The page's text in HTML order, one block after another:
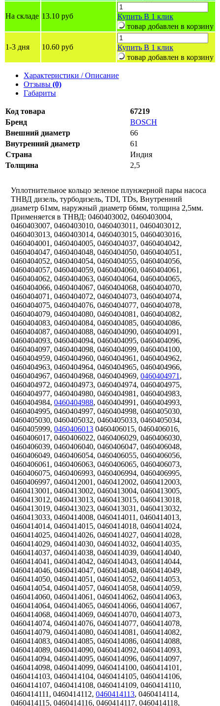
На складе 13.10 руб Купить В 1 клик
товар добавлен в корзину
1-3 дня 10.60 руб Купить В 1 клик
товар добавлен в корзину
Характеристики / Описание
Отзывы (0)
Габариты
Код товара
67219
Бренд
BOSCH
Внешний диаметр
66
Внутренний диаметр
61
Страна
Индия
Толщина
2,5
Уплотнительное кольцо зеленое плунжерной пары насоса
ТНВД дизель, турбодизель, TDI, TDs, Внутренний
диаметр 61мм, наружный диаметр 66мм, толщина 2,5мм.
Применяется в ТНВД: 0460403002, 0460403004,
0460403007, 0460403010, 0460403011, 0460403012,
0460403013, 0460403014, 0460403015, 0460403016,
0460404001, 0460404005, 0460404037, 0460404042,
0460404047, 0460404048, 0460404050, 0460404051,
0460404052, 0460404054, 0460404055, 0460404056,
0460404057, 0460404059, 0460404060, 0460404061,
0460404062, 0460404063, 0460404064, 0460404065,
0460404066, 0460404067, 0460404068, 0460404070,
0460404071, 0460404072, 0460404073, 0460404074,
0460404075, 0460404076, 0460404077, 0460404078,
0460404079, 0460404080, 0460404081, 0460404082,
0460404083, 0460404084, 0460404085, 0460404086,
0460404087, 0460404088, 0460404090, 0460404091,
0460404093, 0460404094, 0460404095, 0460404096,
0460404097, 0460404098, 0460404099, 0460404100,
0460404959, 0460404960, 0460404961, 0460404962,
0460404963, 0460404964, 0460404965, 0460404966,
0460404967, 0460404968, 0460404969, 0460404971 ,
0460404972, 0460404973, 0460404974, 0460404975,
0460404977, 0460404980, 0460404981, 0460404983,
0460404984, 0460404988, 0460404991, 0460404993,
0460404995, 0460404997, 0460404998, 0460405030,
0460405030, 0460405032, 0460405033, 0460405034,
0460405999, 0460406013 0460406015, 0460406016,
0460406017, 0460406022, 0460406029, 0460406030,
0460406039, 0460406040, 0460406047, 0460406048,
0460406049, 0460406054, 0460406055, 0460406056,
0460406061, 0460406063, 0460406065, 0460406073,
0460406075, 0460406993, 0460406994, 0460406995,
0460406997, 0460412001, 0460412002, 0460412003,
0460413001, 0460413002, 0460413004, 0460413005,
0460413012, 0460413013, 0460413015, 0460413018,
0460413019, 0460413023, 0460413031, 0460413032,
0460413033, 0460414008, 0460414011, 0460414013,
0460414014, 0460414015, 0460414018, 0460414024,
0460414025, 0460414026, 0460414027, 0460414028,
0460414029, 0460414030, 0460414032, 0460414035,
0460414037, 0460414038, 0460414039, 0460414040,
0460414041, 0460414042, 0460414043, 0460414044,
0460414046, 0460414047, 0460414048, 0460414049,
0460414050, 0460414051, 0460414052, 0460414053,
0460414054, 0460414057, 0460414058, 0460414059,
0460414060, 0460414061, 0460414062, 0460414063,
0460414064, 0460414065, 0460414066, 0460414067,
0460414068, 0460414069, 0460414070, 0460414073,
0460414074, 0460414076, 0460414077, 0460414078,
0460414079, 0460414080, 0460414081, 0460414082,
0460414083, 0460414085, 0460414086, 0460414088,
0460414089, 0460414090, 0460414092, 0460414093,
0460414094, 0460414095, 0460414096, 0460414097,
0460414098, 0460414099, 0460414100, 0460414101,
0460414103, 0460414104, 0460414105, 0460414106,
0460414107, 0460414108, 0460414109, 0460414110,
0460414111, 0460414112, 0460414113, 0460414114,
0460414115, 0460414116, 0460414117, 0460414118,